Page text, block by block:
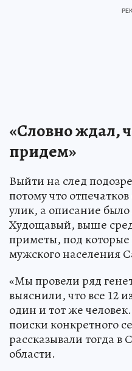
«Словно ждал,
придем»
Выйти на след
потому что
улик, а описание
Худощавый, выше
приметы, под
мужского населения
«Мы провели ряд
выяснили, что все 12
один и тот же
поиски конкретного
рассказывали тогда
области.